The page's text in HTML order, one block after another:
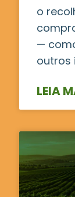
o
—
outros
LEIA